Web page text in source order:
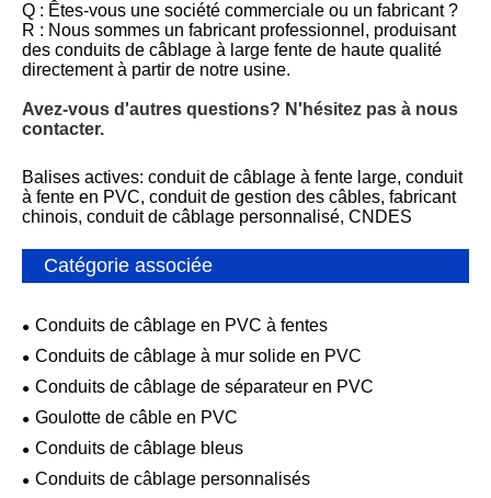
Q : Êtes-vous une société commerciale ou un fabricant ?
R : Nous sommes un fabricant professionnel, produisant
des conduits de câblage à large fente de haute qualité
directement à partir de notre usine.
Avez-vous d'autres questions? N'hésitez pas à nous
contacter.
Balises actives: conduit de câblage à fente large, conduit
à fente en PVC, conduit de gestion des câbles, fabricant
chinois, conduit de câblage personnalisé, CNDES
Catégorie associée
Conduits de câblage en PVC à fentes
Conduits de câblage à mur solide en PVC
Conduits de câblage de séparateur en PVC
Goulotte de câble en PVC
Conduits de câblage bleus
Conduits de câblage personnalisés